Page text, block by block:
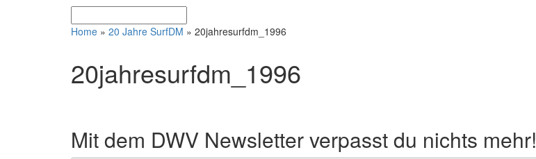
Home » 20 Jahre SurfDM » 20jahresurfdm_1996
20jahresurfdm_1996
Mit dem DWV Newsletter verpasst du nichts mehr!